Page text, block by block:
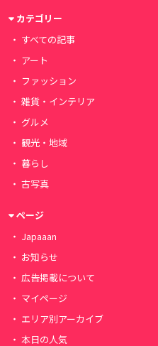
カテゴリー
すべての記事
アート
ファッション
雑貨・インテリア
グルメ
観光・地域
暮らし
古写真
ページ
Japaaan
お知らせ
広告掲載について
マイページ
エリア別アーカイブ
本日の人気